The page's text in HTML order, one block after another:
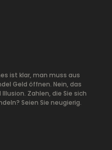
ist klar, man muss aus
Geld öffnen. Nein, das
Zahlen, die Sie sich
Seien Sie neugierig.